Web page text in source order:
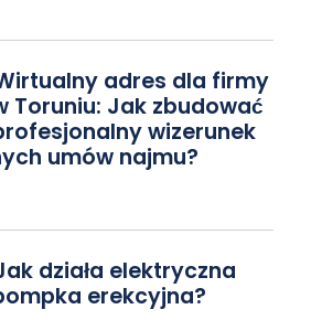
adres dla firmy
Toruniu: Jak zbudować
wizerunek
umów najmu?
działa elektryczna
erekcyjna?